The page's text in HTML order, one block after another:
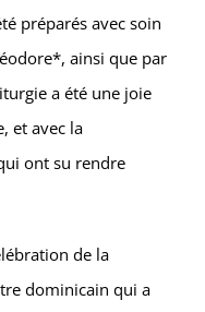
préparés avec soin
ainsi que par
a été une joie
et avec la
ont su rendre
de la
dominicain qui a